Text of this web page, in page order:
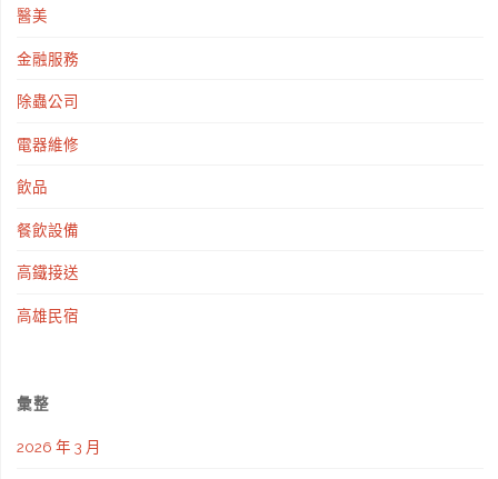
醫美
金融服務
除蟲公司
電器維修
飲品
餐飲設備
高鐵接送
高雄民宿
彙整
2026 年 3 月